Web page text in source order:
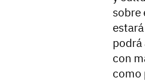
sobre
podrá
con
como